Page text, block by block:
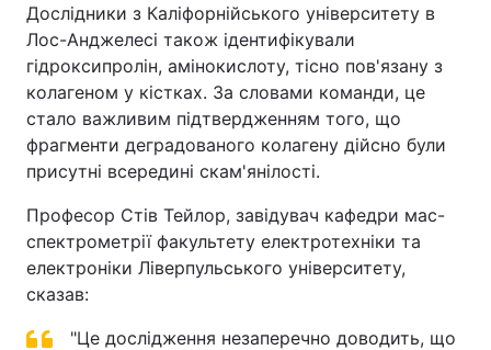
Дослідники з Каліфорнійського університету в
Лос-Анджелесі також ідентифікували
гідроксипролін, амінокислоту, тісно пов'язану з
колагеном у кістках. За словами команди, це
стало важливим підтвердженням того, що
фрагменти деградованого колагену дійсно були
присутні всередині скам'янілості.
Професор Стів Тейлор, завідувач кафедри мас-
спектрометрії факультету електротехніки та
електроніки Ліверпульського університету,
сказав:
"Це дослідження незаперечно доводить, що